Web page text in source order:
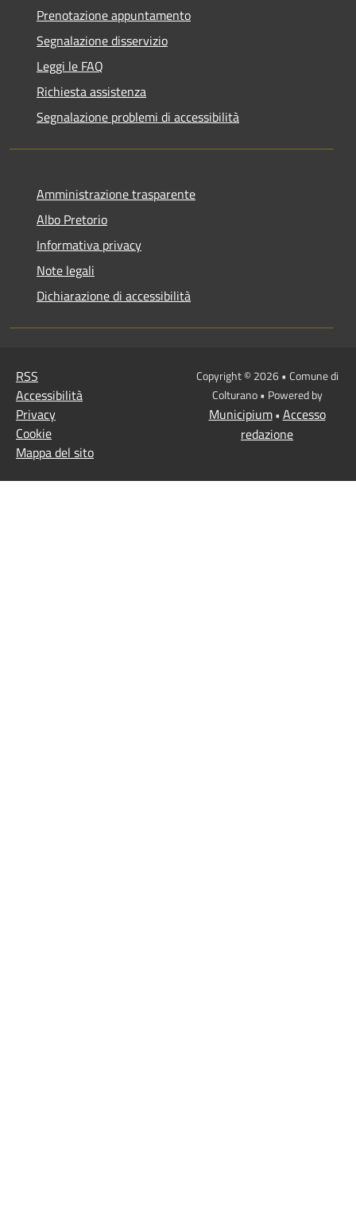
Prenotazione appuntamento
Segnalazione disservizio
Leggi le FAQ
Richiesta assistenza
Segnalazione problemi di accessibilità
Amministrazione trasparente
Albo Pretorio
Informativa privacy
Note legali
Dichiarazione di accessibilità
RSS
Accessibilità
Privacy
Cookie
Mappa del sito
Copyright © 2026 • Comune di
Colturano • Powered by
Municipium• Accesso
redazione